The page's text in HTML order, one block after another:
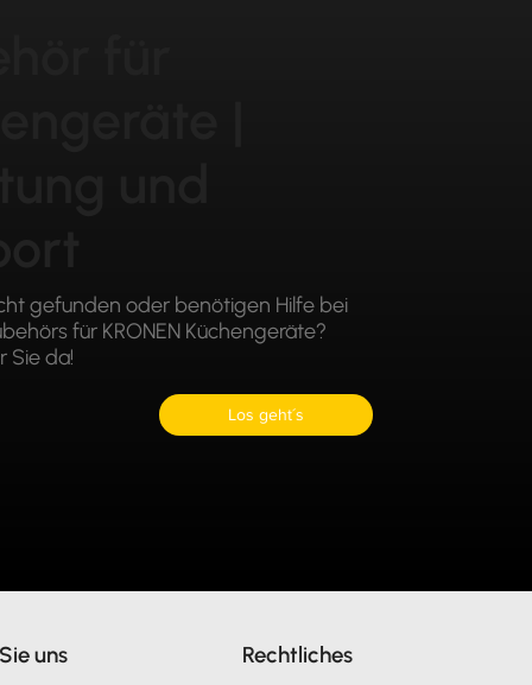
gefunden oder benötigen Hilfe bei
für KRONEN Küchengeräte?
Sie da!
Los geht´s
uns Rechtliches